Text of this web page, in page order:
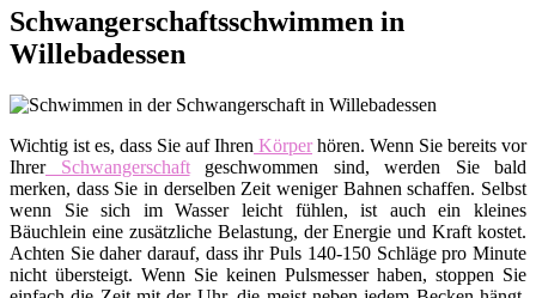
Schwangerschaftsschwimmen in
Willebadessen
Wichtig ist es, dass Sie auf Ihren Körperhören. Wenn Sie bereits vor
IhrerSchwangerschaftgeschwommen sind, werden Sie bald
merken, dass Sie in derselben Zeit weniger Bahnen schaffen. Selbst
wenn Sie sich im Wasser leicht fühlen, ist auch ein kleines
Bäuchlein eine zusätzliche Belastung, der Energie und Kraft kostet.
Achten Sie daher darauf, dass ihr Puls 140-150 Schläge pro Minute
nicht übersteigt. Wenn Sie keinen Pulsmesser haben, stoppen Sie